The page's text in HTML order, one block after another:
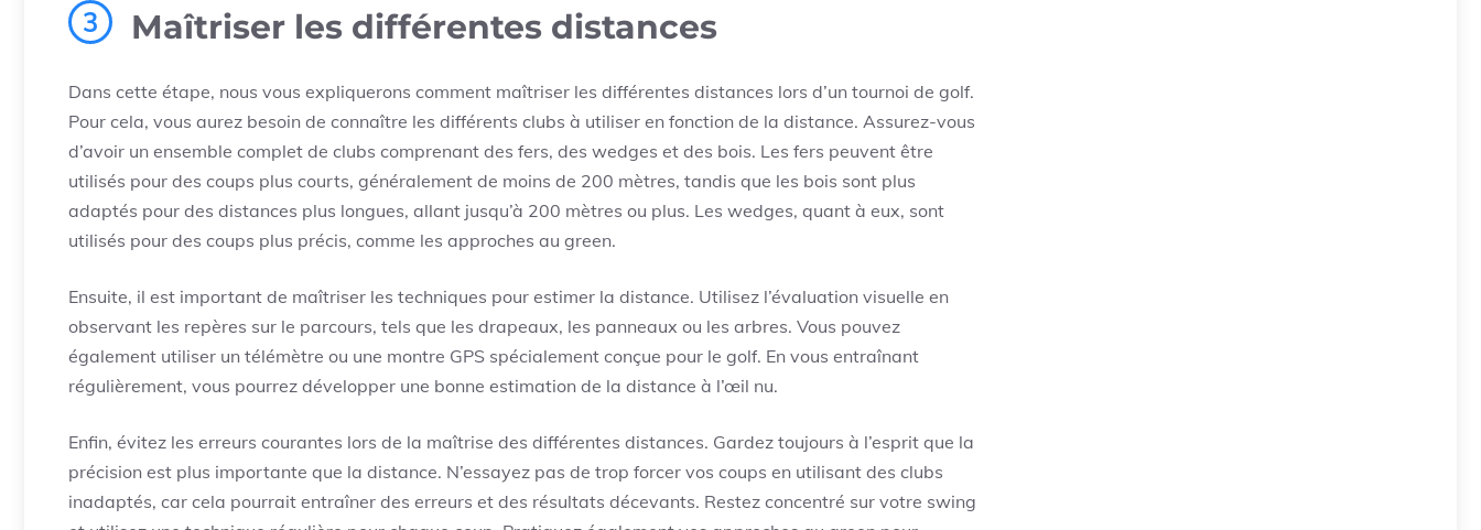
3 Maîtriser les différentes distances
Dans cette étape, nous vous expliquerons comment maîtriser les différentes distances lors d’un tournoi de golf.
Pour cela, vous aurez besoin de connaître les différents clubs à utiliser en fonction de la distance. Assurez-vous
d’avoir un ensemble complet de clubs comprenant des fers, des wedges et des bois. Les fers peuvent être
utilisés pour des coups plus courts, généralement de moins de 200 mètres, tandis que les bois sont plus
adaptés pour des distances plus longues, allant jusqu’à 200 mètres ou plus. Les wedges, quant à eux, sont
utilisés pour des coups plus précis, comme les approches au green.
Ensuite, il est important de maîtriser les techniques pour estimer la distance. Utilisez l’évaluation visuelle en
observant les repères sur le parcours, tels que les drapeaux, les panneaux ou les arbres. Vous pouvez
également utiliser un télémètre ou une montre GPS spécialement conçue pour le golf. En vous entraînant
régulièrement, vous pourrez développer une bonne estimation de la distance à l’œil nu.
Enfin, évitez les erreurs courantes lors de la maîtrise des différentes distances. Gardez toujours à l’esprit que la
précision est plus importante que la distance. N’essayez pas de trop forcer vos coups en utilisant des clubs
inadaptés, car cela pourrait entraîner des erreurs et des résultats décevants. Restez concentré sur votre swing